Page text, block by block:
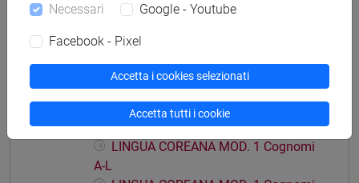
Struttura generale dell'insegnamento
LINGUA COREANA
LINGUA COREANA MOD. 1
LINGUA COREANA MOD. 1 Cognomi
A-L
Necessari Google - Youtube
Facebook - Pixel
Accetta i cookies selezionati
Accetta tutti i cookie